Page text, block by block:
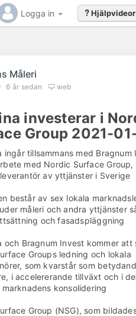
Logga in Hjälpvideor
Måleri
6 år sedan web
investerar i
Group 2021-
ingår tillsammans med Bragnum
med Nordic Surface Group,
av yttjänster i Sverige
består av sex lokala
måleri och andra yttjänster
och fasadspläggning
och Bragnum Invest kommer att
Groups ledning och lokala
som kvarstår som
i accelererande tillväxt och i
konsolidering
Group (NSG), som